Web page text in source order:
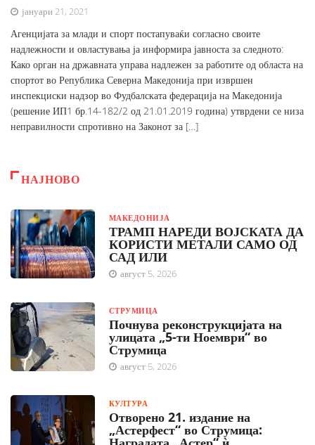
јануари 21, 2021
Агенцијата за млади и спорт постапуваќи согласно своите
надлежности и овластувања ја информира јавноста за следното:
Како орган на државната управа надлежен за работите од областа на
спортот во Република Северна Македонија при извршен
инспекциски надзор во Фудбалската федерација на Македонија
(решение ИП1 бр.14-182/2 од 21.01.2019 година) утврдени се низа
неправилности спротивно на Законот за […]
НАЈНОВО
МАКЕДОНИЈА
ТРАМП НАРЕДИ ВОЈСКАТА ДА
КОРИСТИ МЕТАЛИ САМО ОД
САД ИЛИ
август 5, 2026
СТРУМИЦА
Почнува реконструкцијата на
улицата „5-ти Ноември“ во
Струмица
август 5, 2026
КУЛТУРА
Отворено 21. издание на
„Астерфест“ во Струмица: